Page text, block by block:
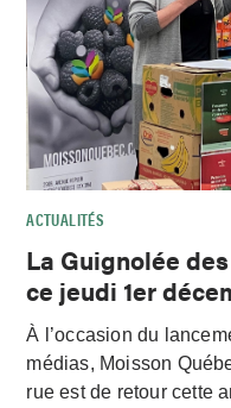
ACTUALITÉS
La Guignolée
ce jeudi 1er
À l’occasion du
médias, Moisson
rue est de retour cette